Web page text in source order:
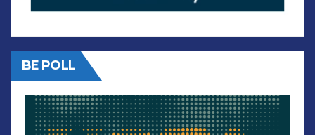
BE POLL